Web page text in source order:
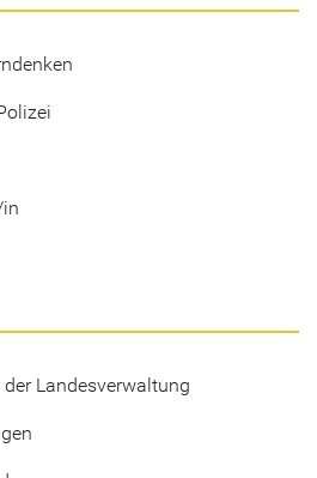
Landesverwaltung